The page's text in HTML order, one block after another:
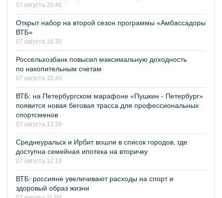
07 августа 20:46
Открыт набор на второй сезон программы «Амбассадоры
ВТБ»
07 августа 16:30
Россельхозбанк повысил максимальную доходность
по накопительным счетам
07 августа 15:40
ВТБ: на Петербургском марафоне «Пушкин - Петербург»
появится новая беговая трасса для профессиональных
спортсменов
07 августа 12:28
Среднеуральск и Ирбит вошли в список городов, где
доступна семейная ипотека на вторичку
07 августа 12:13
ВТБ: россияне увеличивают расходы на спорт и
здоровый образ жизни